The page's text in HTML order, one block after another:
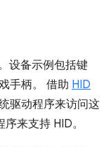
设备示例包括键
手柄。 借助 HID
驱动程序来访问这
来支持 HID。